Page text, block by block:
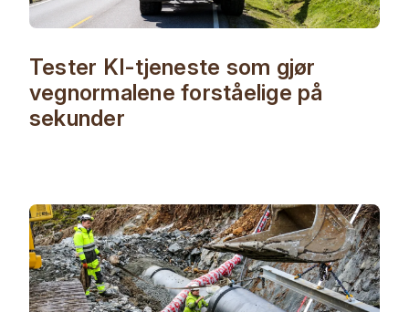
Tester KI-tjeneste som gjør
vegnormalene forståelige på
sekunder